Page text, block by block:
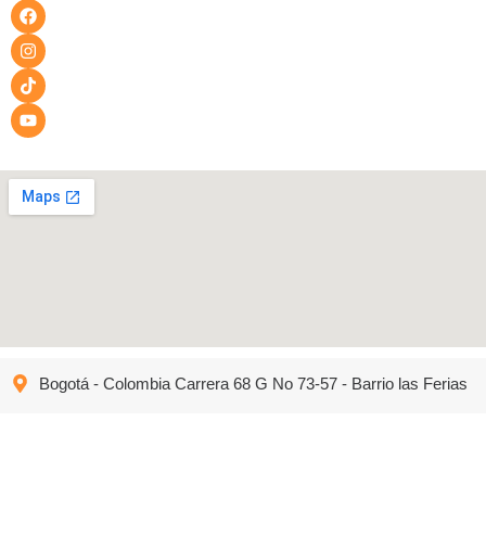
Bogotá - Colombia Carrera 68 G No 73-57 - Barrio las Ferias